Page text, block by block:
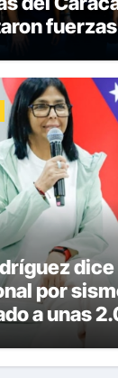
dice
por
a unas
en una